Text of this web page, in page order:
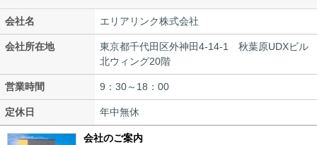
会社名 エリアリンク株式会社
会社所在地
東京都千代田区外神田4-14-1 秋葉原UDXビル
北ウィング20階
営業時間 9：30～18：00
定休日 年中無休
会社のご案内